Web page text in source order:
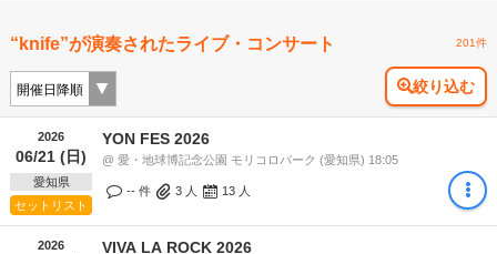
“knife”が演奏されたライブ・コンサート 201件
絞り込む
2026
06/21 (日)
愛知県
セットリスト
YON FES 2026
@ 愛・地球博記念公園 モリコロパーク (愛知県) 18:05
-- 件 3 人 13 人
2026 VIVA LA ROCK 2026